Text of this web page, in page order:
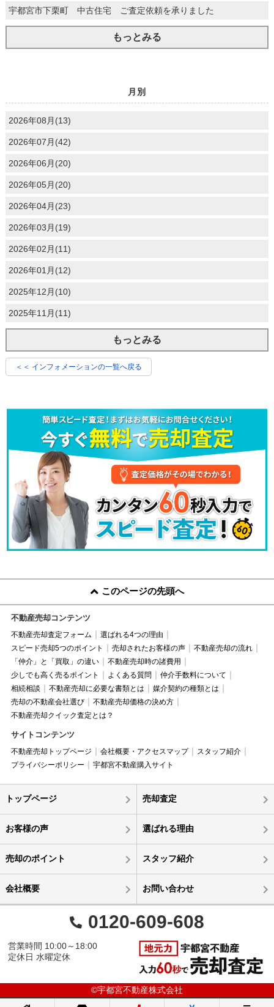
宇都宮市下栗町 中古住宅 ご査定依頼を承りました
もっとみる
月別
2026年08月(13)
2026年07月(42)
2026年06月(20)
2026年05月(20)
2026年04月(23)
2026年03月(19)
2026年02月(11)
2026年01月(12)
2025年12月(10)
2025年11月(11)
もっとみる
＜＜ インフォメーションの一覧へ戻る
このページの先頭へ
不動産売却コンテンツ
不動産売却査定フォーム
選ばれる4つの理由
スピード売却5つのポイント
売却されたお客様の声
不動産売却の流れ
「仲介」と「買取」の違い
不動産売却時の諸費用
少しでも高く売るポイント
よくある質問
仲介手数料について
相続相談
不動産売却に必要な書類とは
媒介契約の種類とは
売却の不動産会社選び
不動産売却価格の決め方
不動産売却クイック査定とは？
サイトコンテンツ
不動産売却トップページ 会社概要・アクセスマップ
スタッフ紹介
プライバシーポリシー
宇都宮不動産購入サイト
トップページ 売却査定
お客様の声 選ばれる理由
売却のポイント スタッフ紹介
会社概要 お問い合わせ
0120-609-608
営業時間 10:00～18:00
定休日 水曜定休
©宇都宮不動産株式会社